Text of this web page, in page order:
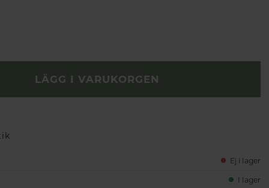
LÄGG I VARUKORGEN
Ej i lager
I lager